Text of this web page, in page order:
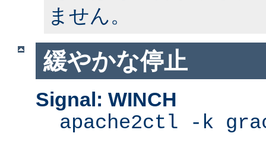
ません。
緩やかな停止
Signal: WINCH
apache2ctl -k